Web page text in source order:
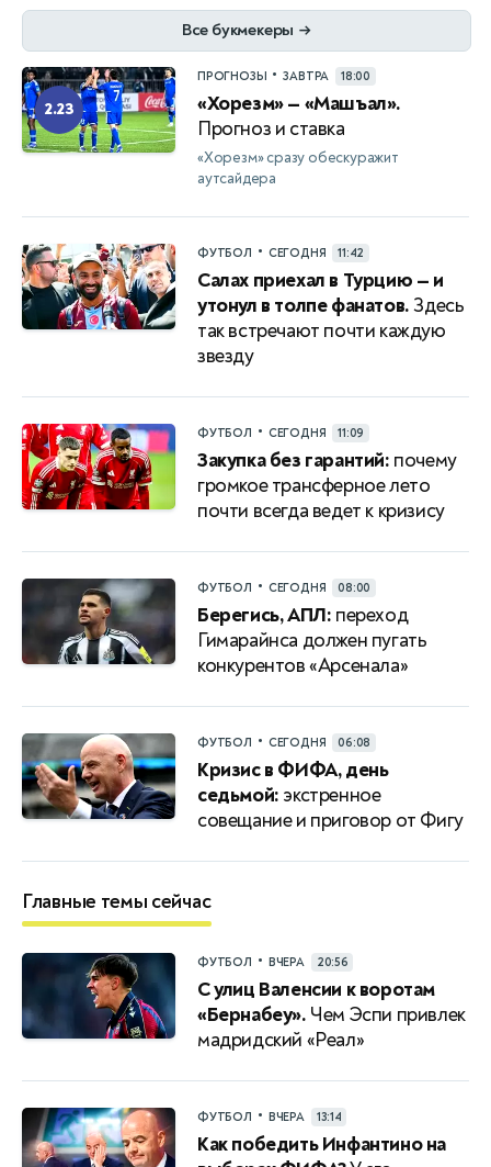
Все букмекеры →
2.23
ПРОГНОЗЫ • ЗАВТРА 18:00
«Хорезм» — «Машъал».
Прогноз и ставка
«Хорезм» сразу обескуражит
аутсайдера
ФУТБОЛ • СЕГОДНЯ 11:42
Салах приехал в Турцию — и
утонул в толпе фанатов.Здесь
так встречают почти каждую
звезду
ФУТБОЛ • СЕГОДНЯ 11:09
Закупка без гарантий: почему
громкое трансферное лето
почти всегда ведет к кризису
ФУТБОЛ • СЕГОДНЯ 08:00
Берегись, АПЛ: переход
Гимарайнса должен пугать
конкурентов «Арсенала»
ФУТБОЛ • СЕГОДНЯ 06:08
Кризис в ФИФА, день
седьмой: экстренное
совещание и приговор от Фигу
Главные темы сейчас
ФУТБОЛ • ВЧЕРА 20:56
С улиц Валенсии к воротам
«Бернабеу». Чем Эспи привлек
мадридский «Реал»
ФУТБОЛ • ВЧЕРА 13:14
Как победить Инфантино на